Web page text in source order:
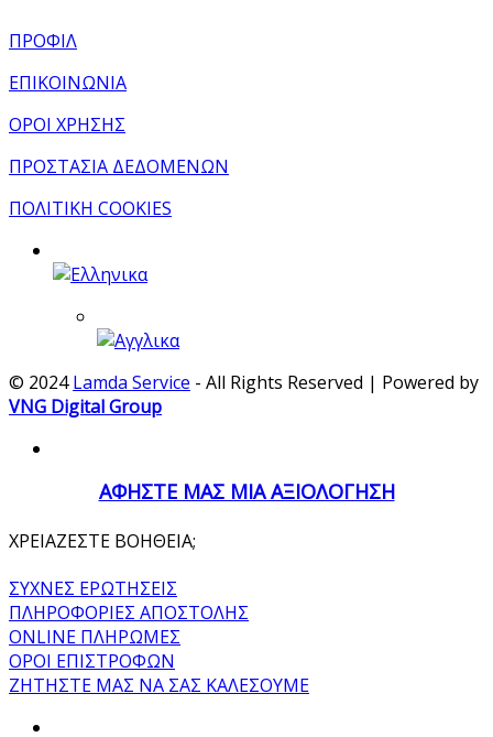
ΠΡΟΦΙΛ
ΕΠΙΚΟΙΝΩΝΙΑ
ΟΡΟΙ ΧΡΗΣΗΣ
ΠΡΟΣΤΑΣΙΑ ΔΕΔΟΜΕΝΩΝ
ΠΟΛΙΤΙΚΗ COOKIES
© 2024Lamda Service - All Rights Reserved | Powered by
VNG Digital Group
ΑΦΗΣΤΕ ΜΑΣ ΜΙΑ ΑΞΙΟΛΟΓΗΣΗ
ΧΡΕΙΑΖΕΣΤΕ ΒΟΗΘΕΙΑ;
ΣΥΧΝΕΣ ΕΡΩΤΗΣΕΙΣ
ΠΛΗΡΟΦΟΡΙΕΣ ΑΠΟΣΤΟΛΗΣ
ONLINE ΠΛΗΡΩΜΕΣ
ΟΡΟΙ ΕΠΙΣΤΡΟΦΩΝ
ΖΗΤΗΣΤΕ ΜΑΣ ΝΑ ΣΑΣ ΚΑΛΕΣΟΥΜΕ